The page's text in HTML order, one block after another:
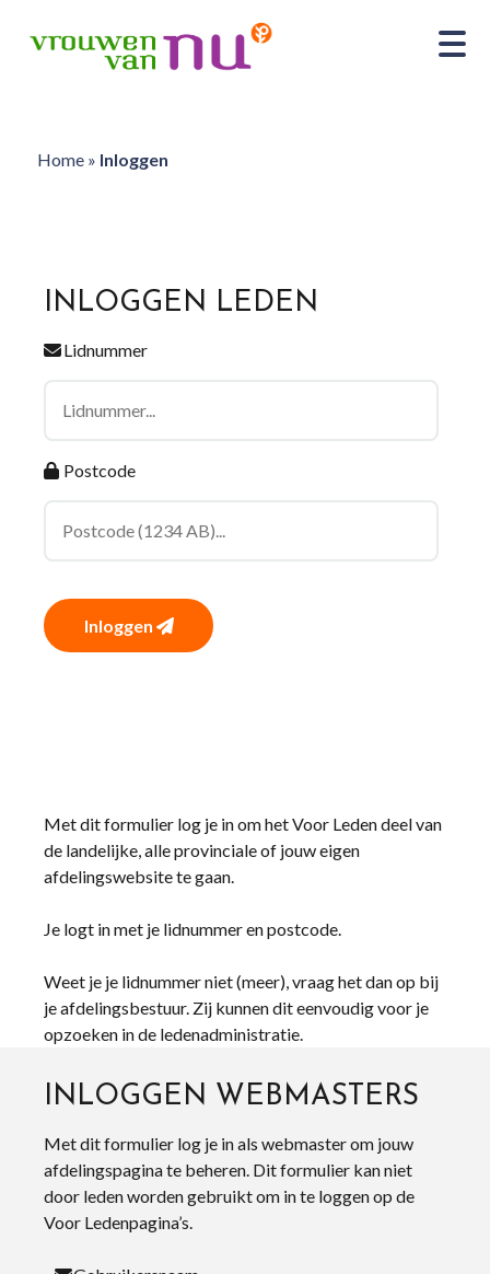
Home» Inloggen
INLOGGEN LEDEN
Lidnummer
Postcode
Inloggen
Met dit formulier log je in om het Voor Leden deel van
de landelijke, alle provinciale of jouw eigen
afdelingswebsite te gaan.
Je logt in met je lidnummer en postcode.
Weet je je lidnummer niet (meer), vraag het dan op bij
je afdelingsbestuur. Zij kunnen dit eenvoudig voor je
opzoeken in de ledenadministratie.
INLOGGEN WEBMASTERS
Met dit formulier log je in als webmaster om jouw
afdelingspagina te beheren. Dit formulier kan niet
door leden worden gebruikt om in te loggen op de
Voor Ledenpagina’s.